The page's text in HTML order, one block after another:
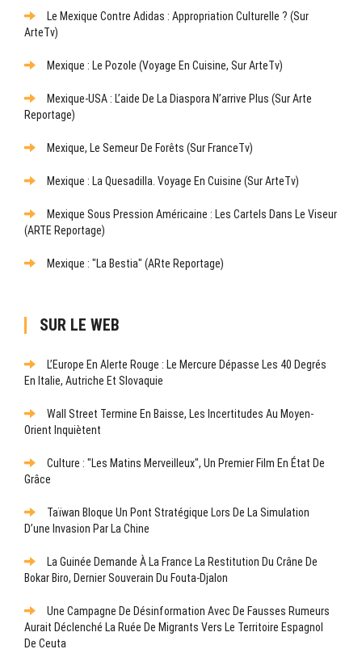
Le Mexique Contre Adidas : Appropriation Culturelle ? (sur
ArteTv)
Mexique : Le Pozole (Voyage En Cuisine, Sur ArteTv)
Mexique-USA : L’aide De La Diaspora N’arrive Plus (sur Arte
Reportage)
Mexique, Le Semeur De Forêts (sur FranceTv)
Mexique : La Quesadilla. Voyage En Cuisine (sur ArteTv)
Mexique Sous Pression Américaine : Les Cartels Dans Le Viseur
(ARTE Reportage)
Mexique : "La Bestia" (ARte Reportage)
SUR LE WEB
L’Europe En Alerte Rouge : Le Mercure Dépasse Les 40 Degrés
En Italie, Autriche Et Slovaquie
Wall Street Termine En Baisse, Les Incertitudes Au Moyen-
Orient Inquiètent
Culture : "Les Matins Merveilleux", Un Premier Film En État De
Grâce
Taïwan Bloque Un Pont Stratégique Lors De La Simulation
D’une Invasion Par La Chine
La Guinée Demande À La France La Restitution Du Crâne De
Bokar Biro, Dernier Souverain Du Fouta-Djalon
Une Campagne De Désinformation Avec De Fausses Rumeurs
Aurait Déclenché La Ruée De Migrants Vers Le Territoire Espagnol
De Ceuta